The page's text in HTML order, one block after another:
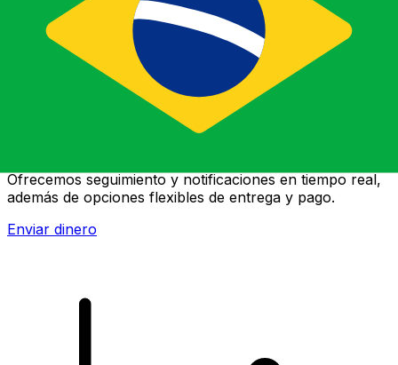
Transferencias de dinero internacionales Xe
Ofrecemos seguimiento y notificaciones en tiempo real,
además de opciones flexibles de entrega y pago.
Enviar dinero